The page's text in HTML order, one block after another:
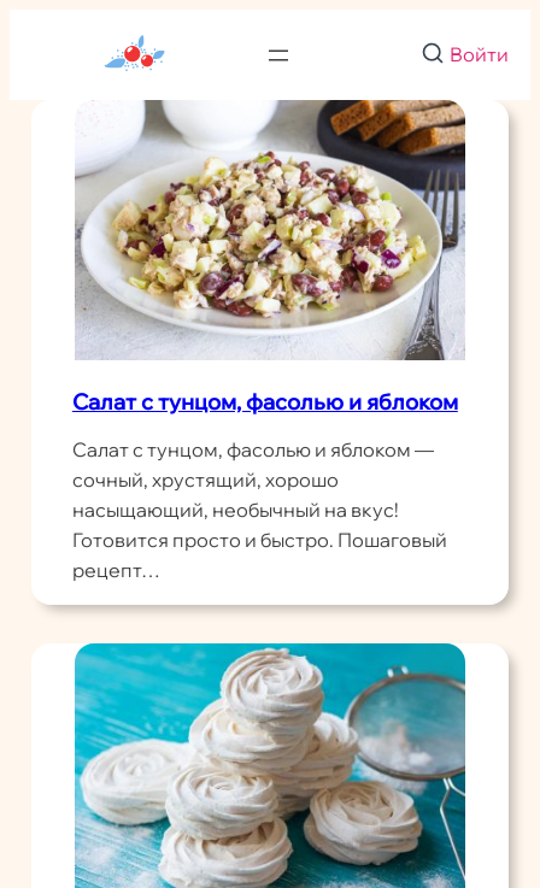
Войти
Салат с тунцом, фасолью и яблоком
Салат с тунцом, фасолью и яблоком —
сочный, хрустящий, хорошо
насыщающий, необычный на вкус!
Готовится просто и быстро. Пошаговый
рецепт…